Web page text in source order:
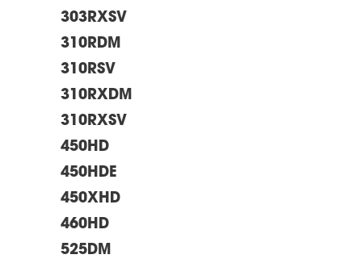
303RXSV
310RDM
310RSV
310RXDM
310RXSV
450HD
450HDE
450XHD
460HD
525DM